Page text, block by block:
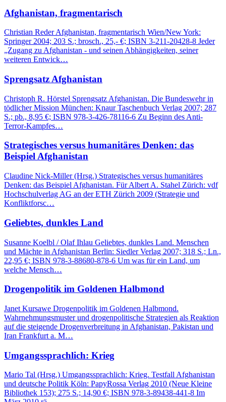
Afghanistan, fragmentarisch
Christian Reder Afghanistan, fragmentarisch Wien/New York:
Springer 2004; 203 S.; brosch., 25,- €; ISBN 3-211-20428-8 Jeder
„Zugang zu Afghanistan - und seinen Abhängigkeiten, seiner
weiteren Entwick…
Sprengsatz Afghanistan
Christoph R. Hörstel Sprengsatz Afghanistan. Die Bundeswehr in
tödlicher Mission München: Knaur Taschenbuch Verlag 2007; 287
S.; pb., 8,95 €; ISBN 978-3-426-78116-6 Zu Beginn des Anti-
Terror-Kampfes…
Strategisches versus humanitäres Denken: das
Beispiel Afghanistan
Claudine Nick-Miller (Hrsg.) Strategisches versus humanitäres
Denken: das Beispiel Afghanistan. Für Albert A. Stahel Zürich: vdf
Hochschulverlag AG an der ETH Zürich 2009 (Strategie und
Konfliktforsc…
Geliebtes, dunkles Land
Susanne Koelbl / Olaf Ihlau Geliebtes, dunkles Land. Menschen
und Mächte in Afghanistan Berlin: Siedler Verlag 2007; 318 S.; Ln.,
22,95 €; ISBN 978-3-88680-878-6 Um was für ein Land, um
welche Mensch…
Drogenpolitik im Goldenen Halbmond
Janet Kursawe Drogenpolitik im Goldenen Halbmond.
Wahrnehmungsmuster und drogenpolitische Strategien als Reaktion
auf die steigende Drogenverbreitung in Afghanistan, Pakistan und
Iran Frankfurt a. M…
Umgangssprachlich: Krieg
Mario Tal (Hrsg.) Umgangssprachlich: Krieg. Testfall Afghanistan
und deutsche Politik Köln: PapyRossa Verlag 2010 (Neue Kleine
Bibliothek 153); 275 S.; 14,90 €; ISBN 978-3-89438-441-8 Im